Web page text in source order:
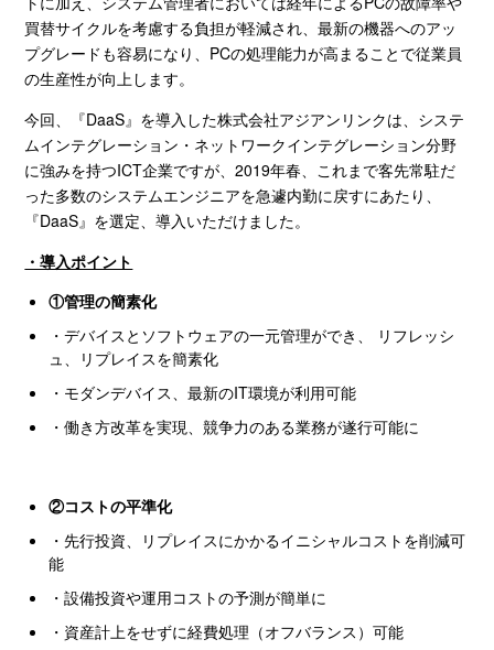
買替サイクルを考慮する負担が軽減され、最新の機器へのアッ
プグレードも容易になり、 PCの処理能力が高まることで従業員
の生産性が向上します。
今回、『DaaS』を導入した株式会社アジアンリンクは、システ
ムインテグレーション・ネットワークインテグレーション分野
に強みを持つICT企業ですが、2019年春、これまで客先常駐だ
った多数のシステムエンジニアを急遽内勤に戻すにあたり、
『DaaS』を選定、導入いただけました。
・導入ポイント
①管理の簡素化
・デバイスとソフトウェアの一元管理ができ、 リフレッシ
ュ、リプレイスを簡素化
・モダンデバイス、最新のIT環境が利用可能
・働き方改革を実現、競争力のある業務が遂行可能に
②コストの平準化
・先行投資、リプレイスにかかるイニシャルコストを削減可
能
・設備投資や運用コストの予測が簡単に
・資産計上をせずに経費処理（オフバランス）可能